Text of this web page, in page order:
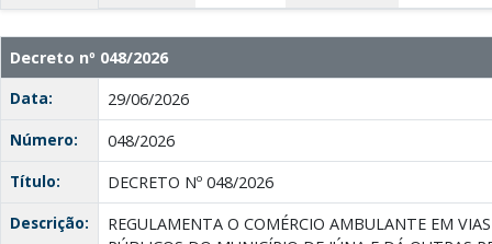
Decreto nº 048/2026
Data:
29/06/2026
Número:
048/2026
Título:
DECRETO Nº 048/2026
Descrição:
REGULAMENTA O COMÉRCIO AMBULANTE EM